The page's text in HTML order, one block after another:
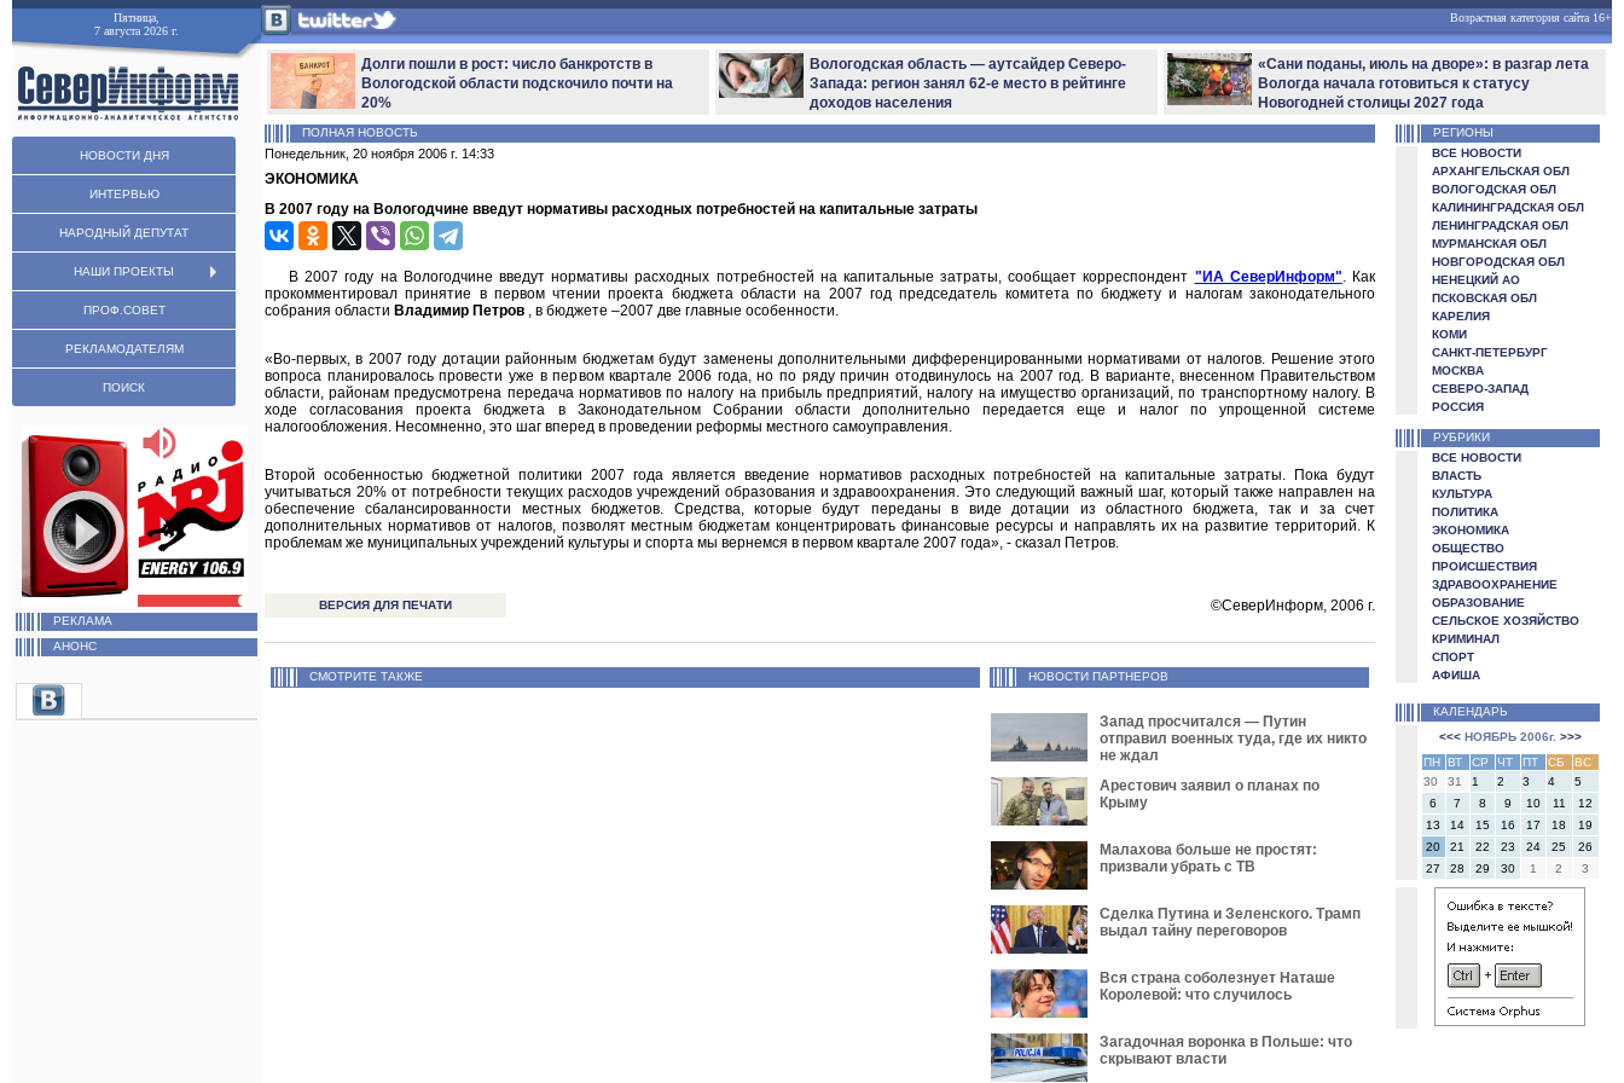
Пятница,
7 августа 2026 г.
НОВОСТИ ДНЯ
ИНТЕРВЬЮ
НАРОДНЫЙ ДЕПУТАТ
НАШИ ПРОЕКТЫ
ПРОФ.СОВЕТ
РЕКЛАМОДАТЕЛЯМ
ПОИСК
РЕКЛАМА
АНОНС
Возрастная категория сайта 16+
Долги пошли в рост: число банкротств в
Вологодской области подскочило почти на
20%
Вологодская область — аутсайдер Северо-
Запада: регион занял 62-е место в рейтинге
доходов населения
«Сани поданы, июль на дворе»: в разгар лета
Вологда начала готовиться к статусу
Новогодней столицы 2027 года
ПОЛНАЯ НОВОСТЬ
Понедельник, 20 ноября 2006 г. 14:33
ЭКОНОМИКА
В 2007 году на Вологодчине введут нормативы расходных потребностей на капитальные затраты
В 2007 году на Вологодчине введут нормативы расходных потребностей на капитальные затраты, сообщает корреспондент "ИА СеверИнформ". Как
прокомментировал принятие в первом чтении проекта бюджета области на 2007 год председатель комитета по бюджету и налогам законодательного
собрания области Владимир Петров , в бюджете –2007 две главные особенности.
«Во-первых, в 2007 году дотации районным бюджетам будут заменены дополнительными дифференцированными нормативами от налогов. Решение этого
вопроса планировалось провести уже в первом квартале 2006 года, но по ряду причин отодвинулось на 2007 год. В варианте, внесенном Правительством
области, районам предусмотрена передача нормативов по налогу на прибыль предприятий, налогу на имущество организаций, по транспортному налогу. В
ходе согласования проекта бюджета в Законодательном Собрании области дополнительно передается еще и налог по упрощенной системе
налогообложения. Несомненно, это шаг вперед в проведении реформы местного самоуправления.
Второй особенностью бюджетной политики 2007 года является введение нормативов расходных потребностей на капитальные затраты. Пока будут
учитываться 20% от потребности текущих расходов учреждений образования и здравоохранения. Это следующий важный шаг, который также направлен на
обеспечение сбалансированности местных бюджетов. Средства, которые будут переданы в виде дотации из областного бюджета, так и за счет
дополнительных нормативов от налогов, позволят местным бюджетам концентрировать финансовые ресурсы и направлять их на развитие территорий. К
проблемам же муниципальных учреждений культуры и спорта мы вернемся в первом квартале 2007 года», - сказал Петров.
ВЕРСИЯ ДЛЯ ПЕЧАТИ ©СеверИнформ, 2006 г.
СМОТРИТЕ ТАКЖЕ НОВОСТИ ПАРТНЕРОВ
Запад просчитался — Путин
отправил военных туда, где их никто
не ждал
Арестович заявил о планах по
Крыму
Малахова больше не простят:
призвали убрать с ТВ
Сделка Путина и Зеленского. Трамп
выдал тайну переговоров
Вся страна соболезнует Наташе
Королевой: что случилось
Загадочная воронка в Польше: что
скрывают власти
РЕГИОНЫ
ВСЕ НОВОСТИ
АРХАНГЕЛЬСКАЯ ОБЛ
ВОЛОГОДСКАЯ ОБЛ
КАЛИНИНГРАДСКАЯ ОБЛ
ЛЕНИНГРАДСКАЯ ОБЛ
МУРМАНСКАЯ ОБЛ
НОВГОРОДСКАЯ ОБЛ
НЕНЕЦКИЙ АО
ПСКОВСКАЯ ОБЛ
КАРЕЛИЯ
КОМИ
САНКТ-ПЕТЕРБУРГ
МОСКВА
СЕВЕРО-ЗАПАД
РОССИЯ
РУБРИКИ
ВСЕ НОВОСТИ
ВЛАСТЬ
КУЛЬТУРА
ПОЛИТИКА
ЭКОНОМИКА
ОБЩЕСТВО
ПРОИСШЕСТВИЯ
ЗДРАВООХРАНЕНИЕ
ОБРАЗОВАНИЕ
СЕЛЬСКОЕ ХОЗЯЙСТВО
КРИМИНАЛ
СПОРТ
АФИША
КАЛЕНДАРЬ
<<<НОЯБРЬ 2006г. >>>
ПН
ВТ СР ЧТ ПТ СБ
ВС
30
31 1 2 3 4
5
6
7 8 9 10 11
12
13
14 15 16 17 18
19
20
21 22 23 24 25
26
27
28 29 30 1 2 3